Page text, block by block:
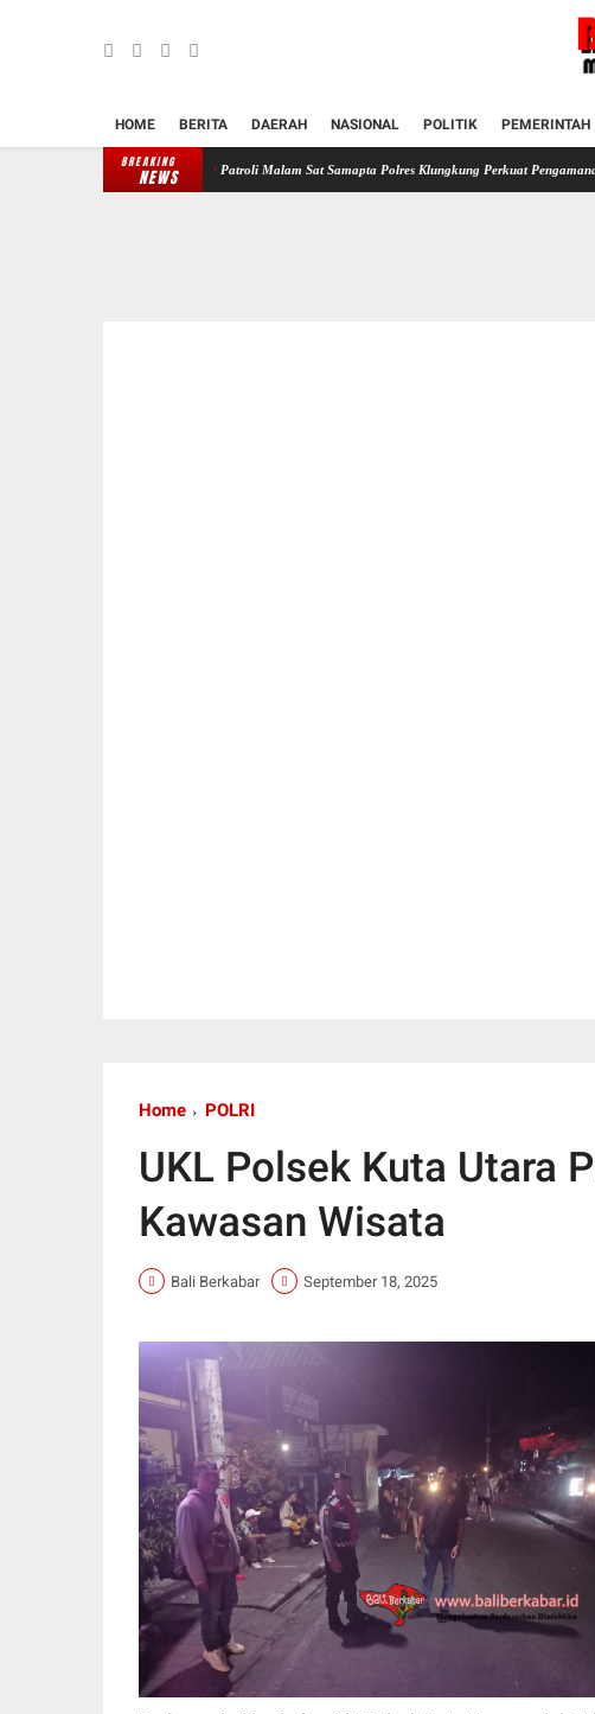
HOME BERITA DAERAH NASIONAL POLITIK PEMERINTAH
BREAKING
NEWS
Patroli Malam Sat Samapta Polres Klungkung Perkuat Pengamanan di Kawasan
Home POLRI
UKL Polsek Kuta Utara
Kawasan Wisata
Bali Berkabar September 18, 2025